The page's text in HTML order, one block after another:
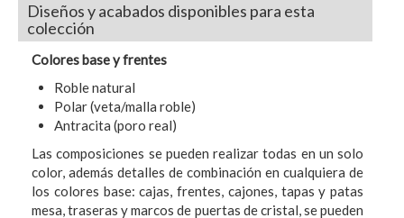
Diseños y acabados disponibles para esta
colección
Colores base y frentes
Roble natural
Polar (veta/malla roble)
Antracita (poro real)
Las composiciones se pueden realizar todas en un solo
color, además detalles de combinación en cualquiera de
los colores base: cajas, frentes, cajones, tapas y patas
mesa, traseras y marcos de puertas de cristal, se pueden